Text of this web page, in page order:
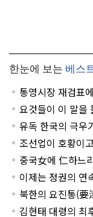
한눈에 보는 베스
통영시장 재검표
요것들이 이 말을
유독 한국의 극우
조선업이 호황이
중국女에 仁하느
이제는 정권의 연
북한의 요진통(要
김현태 대령의 최